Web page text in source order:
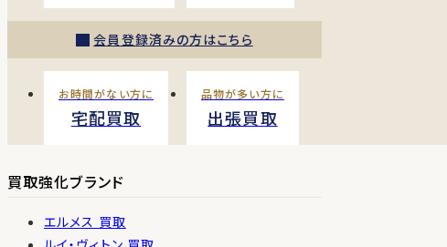
会員登録済みの方はこちら
お時間がない方に
宅配買取
品物が多い方に
出張買取
買取強化ブランド
エルメス 買取